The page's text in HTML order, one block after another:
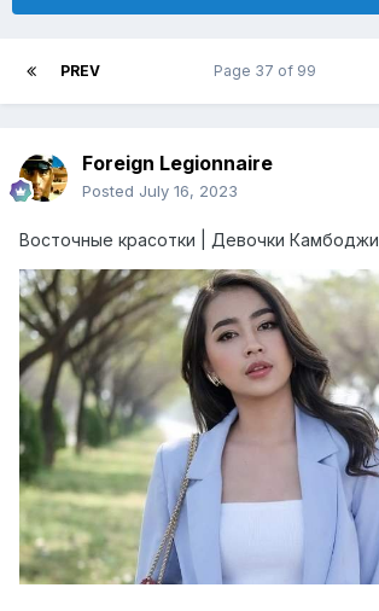
PREV Page 37 of 99
Foreign Legionnaire
Posted July 16, 2023
Восточные красотки | Девочки Камбоджи